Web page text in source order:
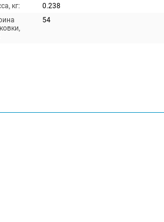
кг:
0.238
54